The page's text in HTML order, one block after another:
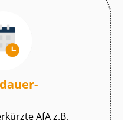
AfA z.B.